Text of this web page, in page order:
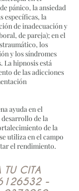
pánico, la ansiedad
específicas, la
de inadecuación y
de pareja); en el
los
y los síndromes
La hipnosis está
de las adicciones
ayuda en el
de la
de la
utiliza en el campo
el rendimiento.
TU CITA
-